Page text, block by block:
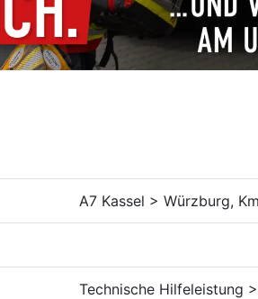
A7 Kassel > Würzburg,
Technische Hilfeleistung